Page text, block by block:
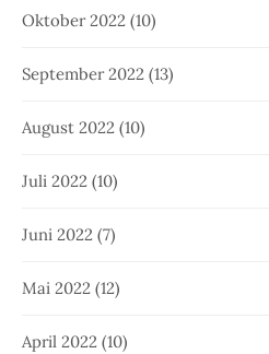
Oktober 2022 (10)
September 2022 (13)
August 2022 (10)
Juli 2022 (10)
Juni 2022 (7)
Mai 2022 (12)
April 2022 (10)